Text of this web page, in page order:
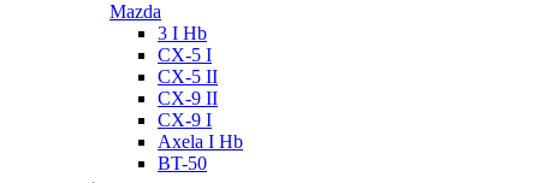
Mazda
3 I Hb
CX-5 I
CX-5 II
CX-9 II
CX-9 I
Axela I Hb
BT-50